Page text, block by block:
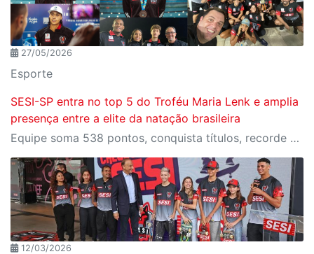
27/05/2026
Esporte
SESI-SP entra no top 5 do Troféu Maria Lenk e amplia
presença entre a elite da natação brasileira
Equipe soma 538 pontos, conquista títulos, recorde nacional e garante atletas no Pan Pacífico Júnior
12/03/2026